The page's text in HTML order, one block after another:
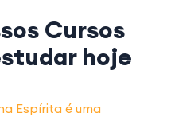
Cursos
hoje
Espírita é uma